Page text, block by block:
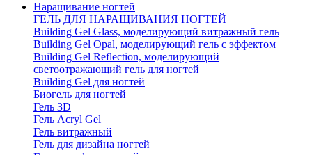
Наращивание ногтей
ГЕЛЬ ДЛЯ НАРАЩИВАНИЯ НОГТЕЙ
Building Gel Glass, моделирующий витражный гель
Building Gel Opal, моделирующий гель с эффектом
Building Gel Reflection, моделирующий
светоотражающий гель для ногтей
Building Gel для ногтей
Биогель для ногтей
Гель 3D
Гель Acryl Gel
Гель витражный
Гель для дизайна ногтей